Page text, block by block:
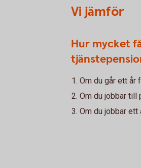
Vi jämför
Hur mycket
Om du går ett år
Om du jobbar till
Om du jobbar ett